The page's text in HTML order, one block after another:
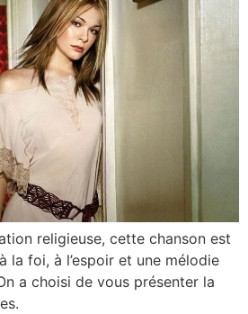
religieuse, cette chanson est
la foi, à l’espoir et une mélodie
a choisi de vous présenter la